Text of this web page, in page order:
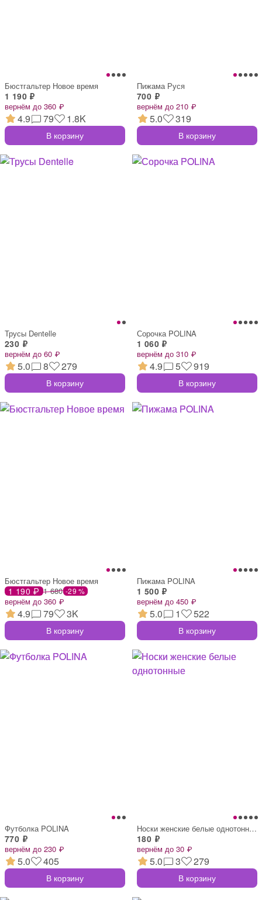
Бюстгальтер Новое время
1 190 ₽
вернём до 360 ₽
4.9 79 1.8K
В корзину
Пижама Руся
700 ₽
вернём до 210 ₽
5.0 319
В корзину
Трусы Dentelle
230 ₽
вернём до 60 ₽
5.0 8 279
В корзину
Сорочка POLINA
1 060 ₽
вернём до 310 ₽
4.9 5 919
В корзину
Бюстгальтер Новое время
1 190 ₽ 1 680 -29 %
вернём до 360 ₽
4.9 79 3K
В корзину
Пижама POLINA
1 500 ₽
вернём до 450 ₽
5.0 1 522
В корзину
Футболка POLINA
770 ₽
вернём до 230 ₽
5.0 405
В корзину
Носки женские белые однотонные
180 ₽
вернём до 30 ₽
5.0 3 279
В корзину